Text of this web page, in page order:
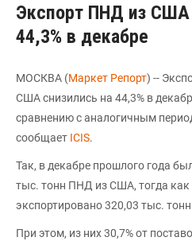
Экспорт ПНД из США
44,3% в декабре
МОСКВА (Маркет Репорт) --
США снизились на 44,3% в
сравнению с аналогичным
сообщает ICIS.
Так, в декабре прошлого года
тыс. тонн ПНД из США, тогда как
экспортировано 320,03 тыс. тонн.
При этом, из них 30,7% от